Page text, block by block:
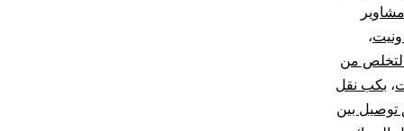
،
التخلص من
، بكب نقل
توصيل بين